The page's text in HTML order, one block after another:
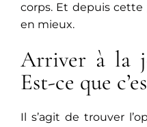
corps. Et depuis cette
en mieux.
Arriver à la
Est-ce que
Il s’agit de trouver